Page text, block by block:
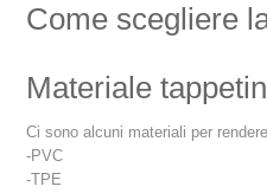
Come scegliere
Materiale
Ci sono alcuni materiali per
-PVC
-TPE